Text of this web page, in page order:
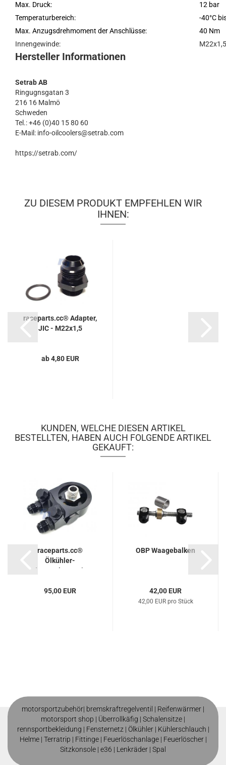
Max. Druck:
12 bar
Temperaturbereich:
-40°C
Max. Anzugsdrehmoment der Anschlüsse:
40 Nm
Innengewinde:
Hersteller Informationen
Setrab AB
Ringugnsgatan 3
216 16 Malmö
Schweden
Tel.: +46 (0)40 15 80 60
E-Mail: info-oilcoolers@setrab.com
https://setrab.com/
ZU DIESEM PRODUKT EMPFEHLEN WIR
IHNEN:
raceparts.cc® Adapter,
JIC - M22x1,5
ab 4,80 EUR
KUNDEN, WELCHE DIESEN ARTIKEL
BESTELLTEN, HABEN AUCH FOLGENDE ARTIKEL
GEKAUFT:
raceparts.cc®
Ölkühler-
Adapterplatte mit...
95,00 EUR
OBP Waagebalken
42,00 EUR
42,00 EUR pro Stück
motorsportzubehör| bremskraftregelventil | Reifenwärmer |
motorsport shop | Überrollkäfig | Schalensitze |
rennsportbekleidung | Fensternetz | Ölkühler| Kühlerschlauch |
Helme | Terratrip | Fittinge| Feuerlöschanlage | Feuerlöscher |
Sitzkonsole | e36 | Lenkräder | Spal